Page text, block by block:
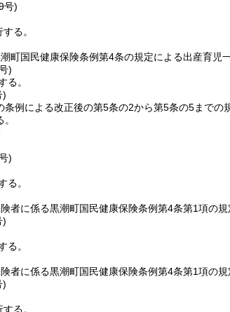
号)
る。
町国民健康保険条例第4条の規定による出産育児
)
る。
)
条例による改正後の第5条の2から第5条の5まで
)
る。
者に係る黒潮町国民健康保険条例第4条第1項の
)
る。
者に係る黒潮町国民健康保険条例第4条第1項の
)
る。